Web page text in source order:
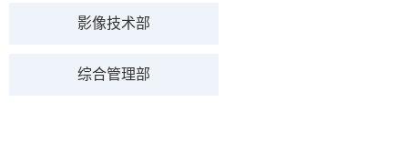
影像技术部
综合管理部